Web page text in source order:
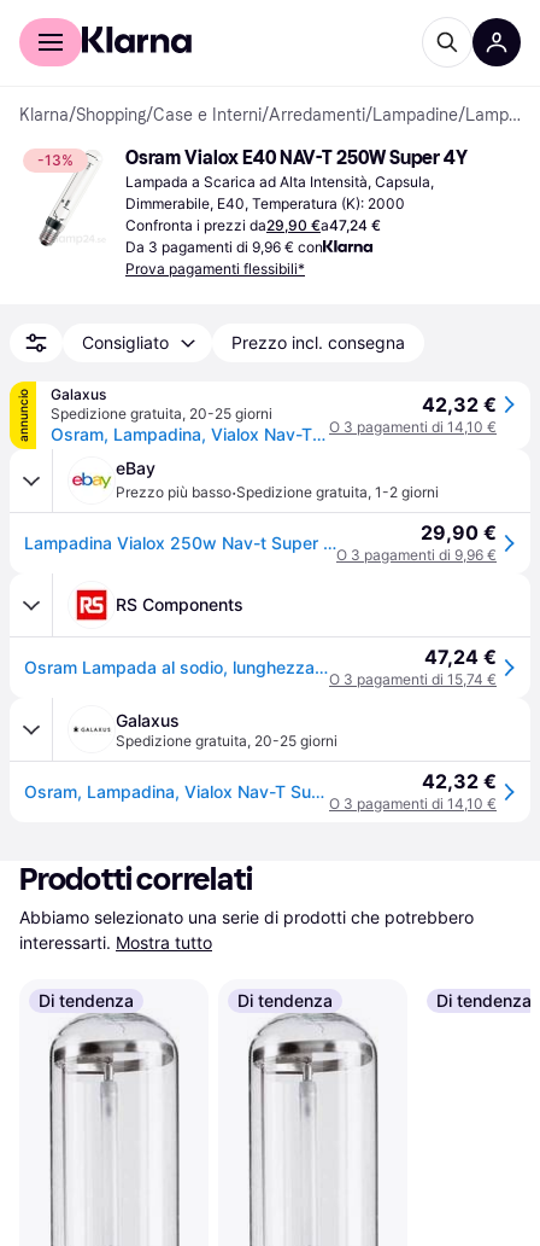
Per il tuo shopping
Klarna/Shopping/Case e Interni/Arredamenti/Lampadine/ Lampade a Scarica ad Alta Intensità
-13% Osram Vialox E40 NAV-T 250W Super 4Y
Lampada a Scarica ad Alta Intensità, Capsula,
Dimmerabile, E40, Temperatura (K): 2000
Confronta i prezzi da29,90 €a47,24 €
Da 3 pagamenti di 9,96 € con
Prova pagamenti flessibili*
Consigliato Prezzo incl. consegna
annuncio
Galaxus
Spedizione gratuita, 20-25 giorni
Osram, Lampadina, Vialox Nav-T Super 4Y (E40, 33200lm, 1x)
42,32 €
O 3 pagamenti di 14,10 €
eBay
Prezzo più basso·Spedizione gratuita, 1-2 giorni
Lampadina Vialox 250w Nav-t Super 4y (son-ts Plus) Ad Alogenuri Metallici Osram 29,90 €
O 3 pagamenti di 9,96 €
RS Components
Osram Lampada al sodio, lunghezza 257 mm, Ø 46 mm 2000k, lampada Triangolare, Trasparente, con base Ges/E40 47,24 €
O 3 pagamenti di 15,74 €
Galaxus
Spedizione gratuita, 20-25 giorni
Osram, Lampadina, Vialox Nav-T Super 4Y (E40, 33200lm, 1x) 42,32 €
O 3 pagamenti di 14,10 €
Prodotti correlati
Abbiamo selezionato una serie di prodotti che potrebbero
interessarti. Mostra tutto
Di tendenza Di tendenza Di tendenza